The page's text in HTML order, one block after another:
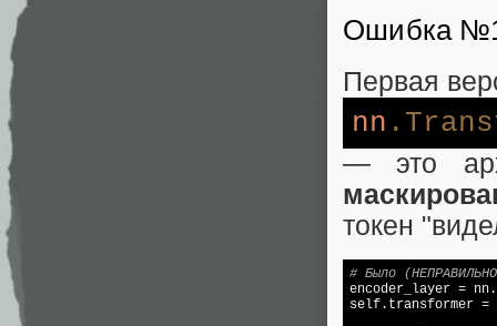
Ошибка
Первая
nn
— это
токен
# Было
encoder_layer =
self.transformer =